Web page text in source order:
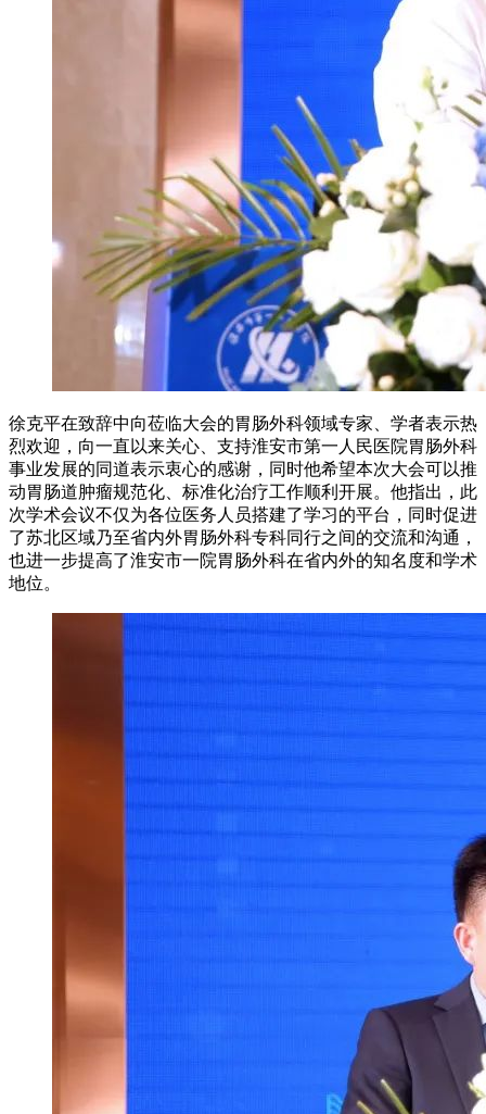
徐克平在致辞中向莅临大会的胃肠外科领域专家、学者表示热
烈欢迎，向一直以来关心、支持淮安市第一人民医院胃肠外科
事业发展的同道表示衷心的感谢，同时他希望本次大会可以推
动胃肠道肿瘤规范化、标准化治疗工作顺利开展。他指出，此
次学术会议不仅为各位医务人员搭建了学习的平台，同时促进
了苏北区域乃至省内外胃肠外科专科同行之间的交流和沟通，
也进一步提高了淮安市一院胃肠外科在省内外的知名度和学术
地位。